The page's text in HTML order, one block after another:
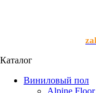
Каталог
Виниловый пол
Alpine Floor